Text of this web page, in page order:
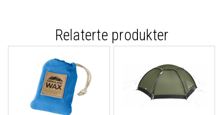
Relaterte produkter